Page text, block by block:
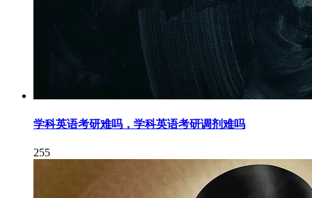
学科英语考研难吗，学科英语考研调剂难吗
255